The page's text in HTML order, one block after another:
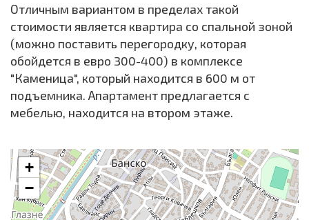
Отличным вариантом в пределах такой
стоимости является квартира со спальной зоной
(можно поставить перегородку, которая
обойдется в евро 300-400) в комплексе
"Каменица", который находится в 600 м от
подъемника. Апартамент предлагается с
мебелью, находится на втором этаже.
+
−